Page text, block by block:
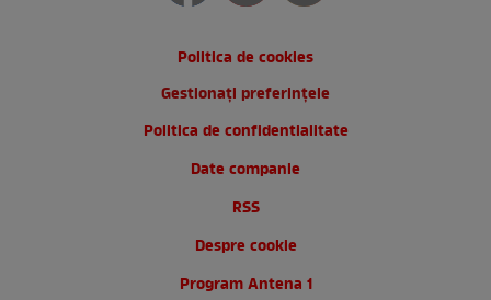
Politica de cookies
Gestionați preferințele
Politica de confidentialitate
Date companie
RSS
Despre cookie
Program Antena 1